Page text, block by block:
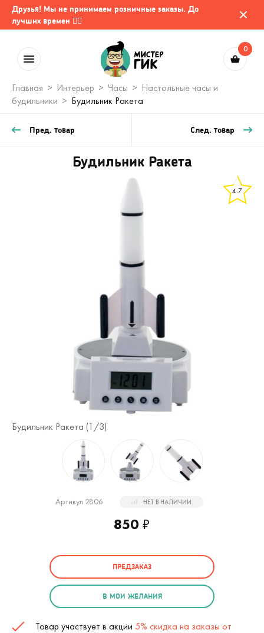
Друзья! Мы не принимаем розничные заказы. До
лучших времен 🤷‍♂️
0
Главная Интерьер Часы
Настольные часы и
будильники
Будильник Ракета
Пред. товар След. товар
Будильник Ракета
4.7
Будильник Ракета (1 /3)
Артикул 2806 НЕТ В НАЛИЧИИ
850 ₽
ПРЕДЗАКАЗ
В МОИ ЖЕЛАНИЯ
Товар участвует в акции 5% скидка на заказы от